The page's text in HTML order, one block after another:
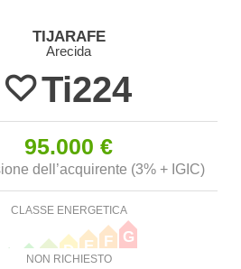
TIJARAFE
Arecida
Ti224
95.000 €
dell’acquirente (3% + IGIC)
CLASSE ENERGETICA
B C D E F G
NON RICHIESTO